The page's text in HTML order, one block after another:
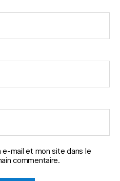
e-mail et mon site dans le
commentaire.